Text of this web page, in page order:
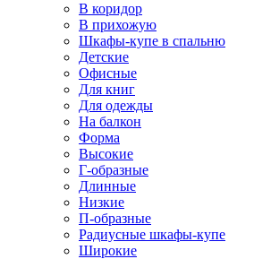
В коридор
В прихожую
Шкафы-купе в спальню
Детские
Офисные
Для книг
Для одежды
На балкон
Форма
Высокие
Г-образные
Длинные
Низкие
П-образные
Радиусные шкафы-купе
Широкие